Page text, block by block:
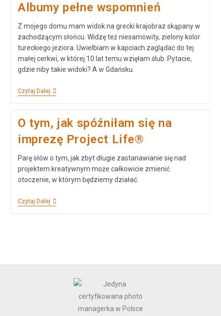
Albumy pełne wspomnień
Z mojego domu mam widok na grecki krajobraz skąpany w
zachodzącym słońcu. Widzę też niesamowity, zielony kolor
tureckiego jeziora. Uwielbiam w kapciach zaglądać do tej
małej cerkwi, w której 10 lat temu wzięłam ślub. Pytacie,
gdzie niby takie widoki? A w Gdańsku.
Czytaj Dalej
O tym, jak spóźniłam się na
imprezę Project Life®
Parę słów o tym, jak zbyt długie zastanawianie się nad
projektem kreatywnym może całkowicie zmienić
otoczenie, w którym będziemy działać.
Czytaj Dalej